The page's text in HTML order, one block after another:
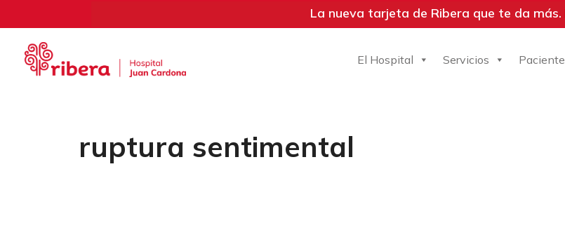
La nueva tarjeta de Ribera que te da más.
El Hospital Servicios Paciente
ruptura sentimental